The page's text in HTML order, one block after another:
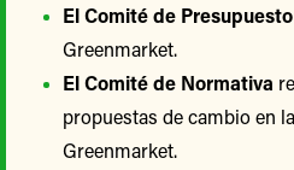
El Comité de Presupuesto
Greenmarket.
El Comité de Normativa
propuestas de cambio en
Greenmarket.